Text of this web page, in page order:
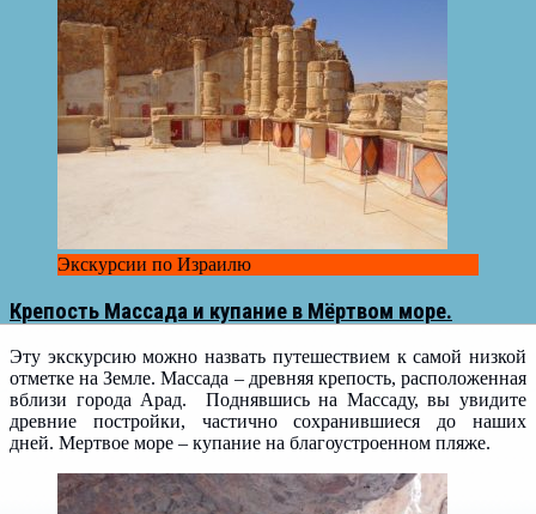
Экскурсии по Израилю
Крепость Массада и купание в Мёртвом море.
Эту экскурсию можно назвать путешествием к самой низкой
отметке на Земле. Массада – древняя крепость, расположенная
вблизи города Арад. Поднявшись на Массаду, вы увидите
древние постройки, частично сохранившиеся до наших
дней. Мертвое море – купание на благоустроенном пляже.